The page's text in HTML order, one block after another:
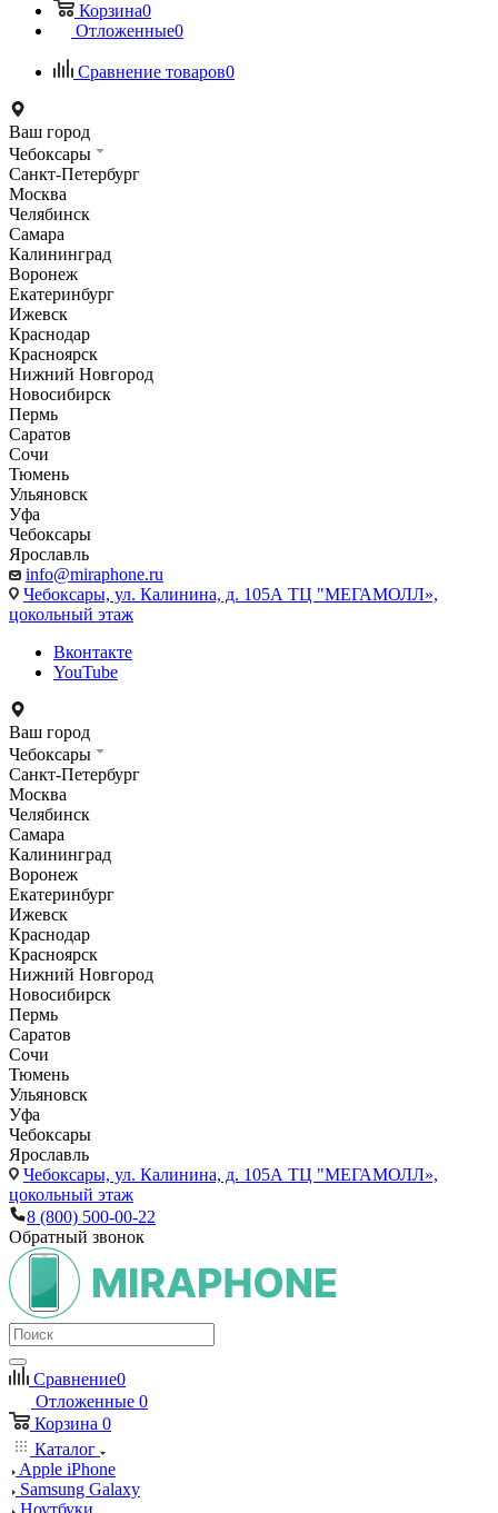
Корзина0
Отложенные0
Сравнение товаров0
Ваш город
Чебоксары
Санкт-Петербург
Москва
Челябинск
Самара
Калининград
Воронеж
Екатеринбург
Ижевск
Краснодар
Красноярск
Нижний Новгород
Новосибирск
Пермь
Саратов
Сочи
Тюмень
Ульяновск
Уфа
Чебоксары
Ярославль
info@miraphone.ru
Чебоксары, ул. Калинина, д. 105А ТЦ "МЕГАМОЛЛ»,
цокольный этаж
Вконтакте
YouTube
Ваш город
Чебоксары
Санкт-Петербург
Москва
Челябинск
Самара
Калининград
Воронеж
Екатеринбург
Ижевск
Краснодар
Красноярск
Нижний Новгород
Новосибирск
Пермь
Саратов
Сочи
Тюмень
Ульяновск
Уфа
Чебоксары
Ярославль
Чебоксары, ул. Калинина, д. 105А ТЦ "МЕГАМОЛЛ»,
цокольный этаж
8 (800) 500-00-22
Обратный звонок
Сравнение0
Отложенные 0
Корзина 0
Каталог
Apple iPhone
Samsung Galaxy
Ноутбуки